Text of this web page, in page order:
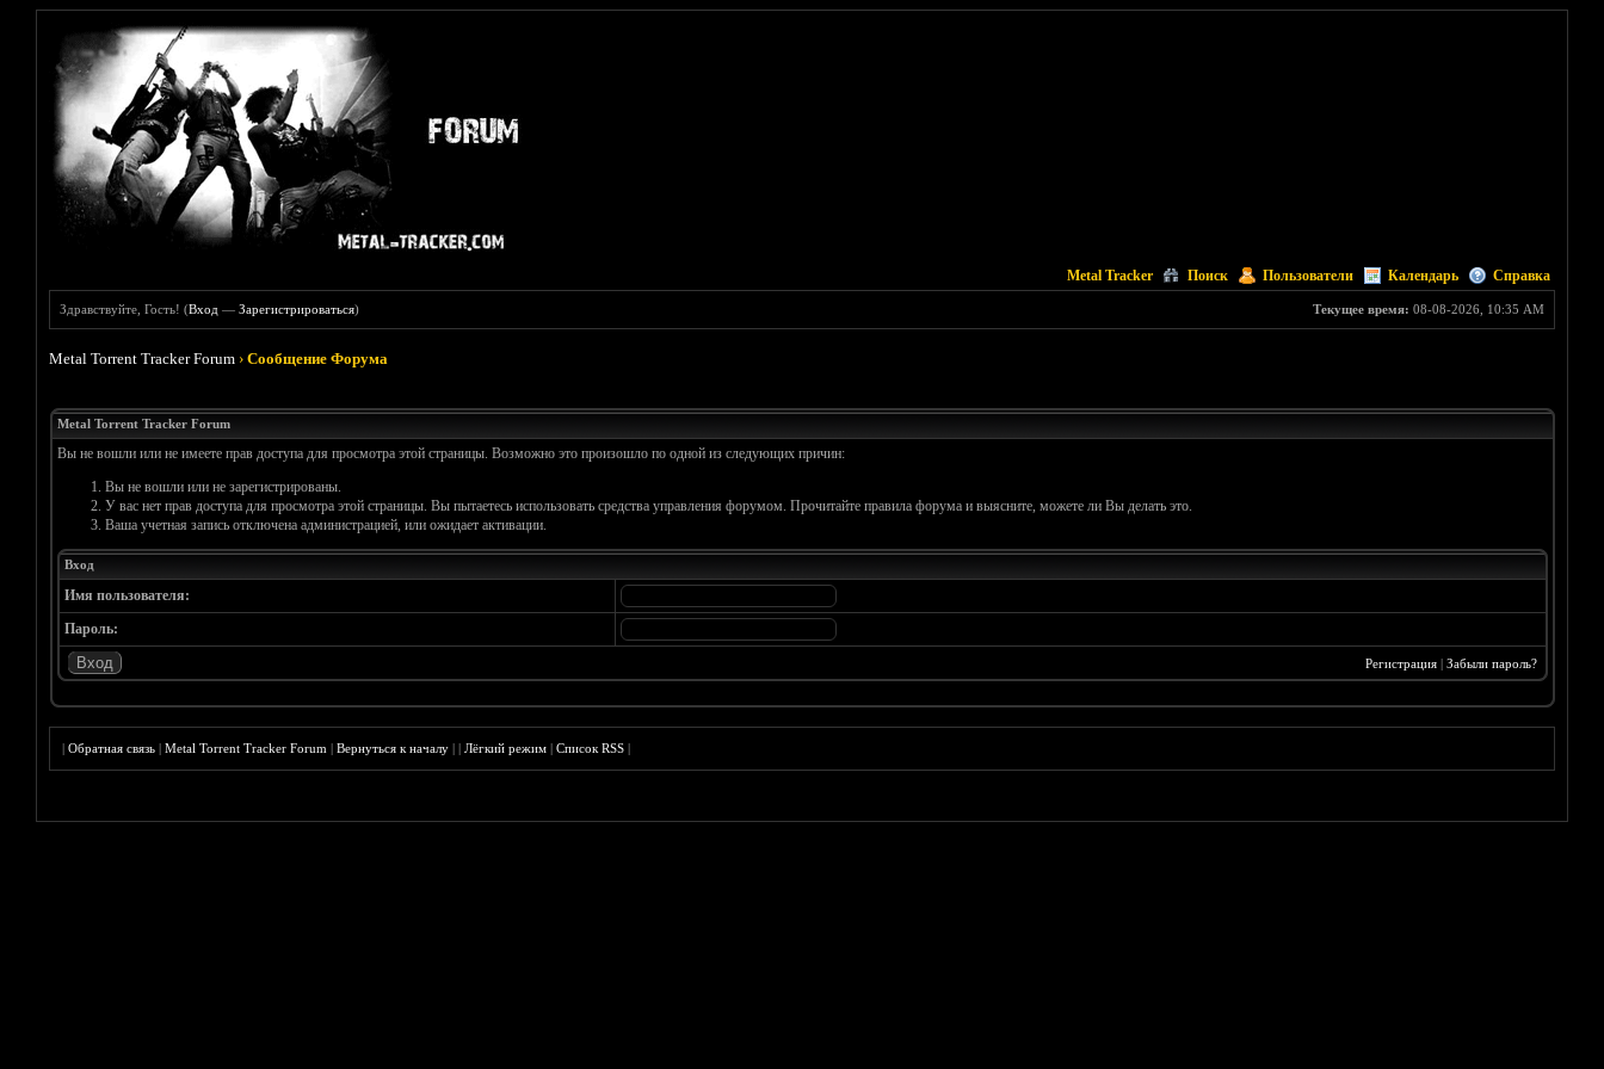
Metal Tracker Поиск Пользователи Календарь Справка
Текущее время: 08-08-2026, 10:35 AM
Здравствуйте, Гость! (Вход —Зарегистрироваться)
Metal Torrent Tracker Forum ›Сообщение Форума
Metal Torrent Tracker Forum
Вы не вошли или не имеете прав доступа для просмотра этой страницы. Возможно это произошло по одной из следующих причин:
Вы не вошли или не зарегистрированы.
У вас нет прав доступа для просмотра этой страницы. Вы пытаетесь использовать средства управления форумом. Прочитайте правила форума и выясните, можете ли Вы делать это.
Ваша учетная запись отключена администрацией, или ожидает активации.
Вход
Имя пользователя:
Пароль:
Регистрация| Забыли пароль?
|Обратная связь |Metal Torrent Tracker Forum |Вернуться к началу ||Лёгкий режим |Список RSS |